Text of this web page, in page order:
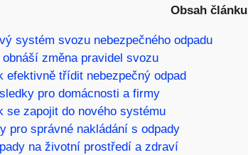
Obsah článku
systém svozu nebezpečného odpadu
obnáší změna pravidel svozu
efektivně třídit nebezpečný odpad
pro domácnosti a firmy
se zapojit do nového systému
pro správné nakládání s odpady
na životní prostředí a zdraví